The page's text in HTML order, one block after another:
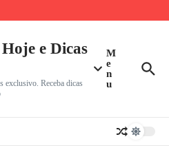
do Mundo 2026, Ferran Torres pode trocar
e Dicas
exclusivo. Receba dicas
M
e
n
u